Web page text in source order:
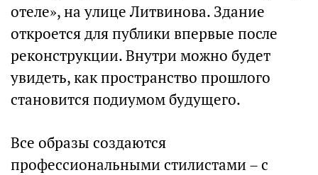
отеле», на улице Литвинова. Здание
откроется для публики впервые после
реконструкции. Внутри можно будет
увидеть, как пространство прошлого
становится подиумом будущего.
Все образы создаются
профессиональными стилистами – с